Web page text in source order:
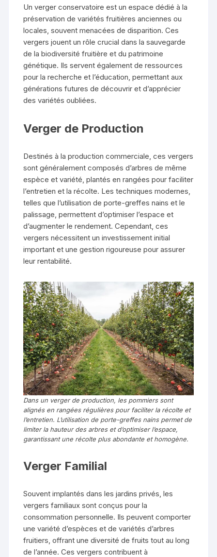
Un verger conservatoire est un espace dédié à la
préservation de variétés fruitières anciennes ou
locales, souvent menacées de disparition. Ces
vergers jouent un rôle crucial dans la sauvegarde
de la biodiversité fruitière et du patrimoine
génétique. Ils servent également de ressources
pour la recherche et l’éducation, permettant aux
générations futures de découvrir et d’apprécier
des variétés oubliées.
Verger de Production
Destinés à la production commerciale, ces vergers
sont généralement composés d’arbres de même
espèce et variété, plantés en rangées pour faciliter
l’entretien et la récolte. Les techniques modernes,
telles que l’utilisation de porte-greffes nains et le
palissage, permettent d’optimiser l’espace et
d’augmenter le rendement. Cependant, ces
vergers nécessitent un investissement initial
important et une gestion rigoureuse pour assurer
leur rentabilité.
Dans un verger de production, les pommiers sont
alignés en rangées régulières pour faciliter la récolte et
l’entretien. L’utilisation de porte-greffes nains permet de
limiter la hauteur des arbres et d’optimiser l’espace,
garantissant une récolte plus abondante et homogène.
Verger Familial
Souvent implantés dans les jardins privés, les
vergers familiaux sont conçus pour la
consommation personnelle. Ils peuvent comporter
une variété d’espèces et de variétés d’arbres
fruitiers, offrant une diversité de fruits tout au long
de l’année. Ces vergers contribuent à